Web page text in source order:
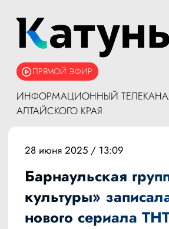
ПРЯМОЙ ЭФИР
ИНФОРМАЦИОННЫЙ
АЛТАЙСКОГО КРАЯ
28 июня 2025 / 13:09
Барнаульская
культуры»
нового сериала